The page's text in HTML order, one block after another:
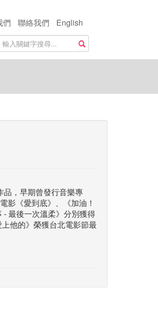
們 聯絡我們
English
搜尋
品，早期曾發行音樂專
影《愛到底》、《加油！
最後一次溫柔》分別獲得
他的》榮獲台北電影節最